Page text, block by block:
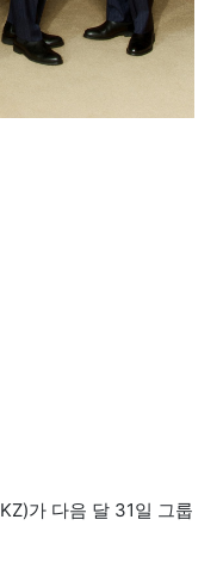
가 다음 달 31일 그룹